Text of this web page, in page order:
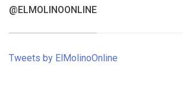
@ELMOLINOONLINE
Tweets by ElMolinoOnline